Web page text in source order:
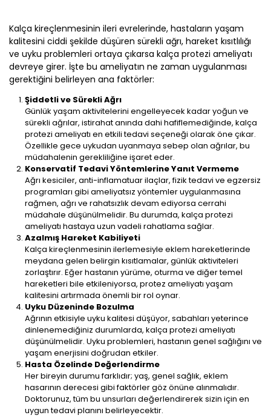
Kalça kireçlenmesinin ileri evrelerinde, hastaların yaşam
kalitesini ciddi şekilde düşüren sürekli ağrı, hareket kısıtlılığı
ve uyku problemleri ortaya çıkarsa kalça protezi ameliyatı
devreye girer. İşte bu ameliyatın ne zaman uygulanması
gerektiğini belirleyen ana faktörler:
Şiddetli ve Sürekli Ağrı
Günlük yaşam aktivitelerini engelleyecek kadar yoğun ve
sürekli ağrılar, istirahat anında dahi hafiflemediğinde, kalça
protezi ameliyatı en etkili tedavi seçeneği olarak öne çıkar.
Özellikle gece uykudan uyanmaya sebep olan ağrılar, bu
müdahalenin gerekliliğine işaret eder.
Konservatif Tedavi Yöntemlerine Yanıt Vermeme
Ağrı kesiciler, anti-inflamatuar ilaçlar, fizik tedavi ve egzersiz
programları gibi ameliyatsız yöntemler uygulanmasına
rağmen, ağrı ve rahatsızlık devam ediyorsa cerrahi
müdahale düşünülmelidir. Bu durumda, kalça protezi
ameliyatı hastaya uzun vadeli rahatlama sağlar.
Azalmış Hareket Kabiliyeti
Kalça kireçlenmesinin ilerlemesiyle eklem hareketlerinde
meydana gelen belirgin kısıtlamalar, günlük aktiviteleri
zorlaştırır. Eğer hastanın yürüme, oturma ve diğer temel
hareketleri bile etkileniyorsa, protez ameliyatı yaşam
kalitesini artırmada önemli bir rol oynar.
Uyku Düzeninde Bozulma
Ağrının etkisiyle uyku kalitesi düşüyor, sabahları yeterince
dinlenemediğiniz durumlarda, kalça protezi ameliyatı
düşünülmelidir. Uyku problemleri, hastanın genel sağlığını ve
yaşam enerjisini doğrudan etkiler.
Hasta Özelinde Değerlendirme
Her bireyin durumu farklıdır; yaş, genel sağlık, eklem
hasarının derecesi gibi faktörler göz önüne alınmalıdır.
Doktorunuz, tüm bu unsurları değerlendirerek sizin için en
uygun tedavi planını belirleyecektir.